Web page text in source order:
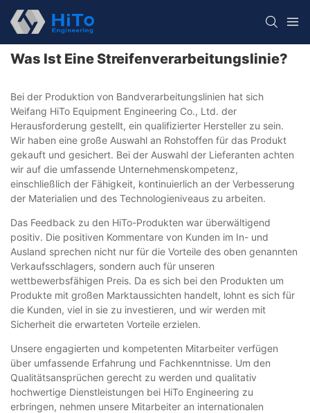
Was Ist Eine Streifenverarbeitungslinie?
Bei der Produktion von Bandverarbeitungslinien hat sich
Weifang HiTo Equipment Engineering Co., Ltd. der
Herausforderung gestellt, ein qualifizierter Hersteller zu sein.
Wir haben eine große Auswahl an Rohstoffen für das Produkt
gekauft und gesichert. Bei der Auswahl der Lieferanten achten
wir auf die umfassende Unternehmenskompetenz,
einschließlich der Fähigkeit, kontinuierlich an der Verbesserung
der Materialien und des Technologieniveaus zu arbeiten.
Das Feedback zu den HiTo-Produkten war überwältigend
positiv. Die positiven Kommentare von Kunden im In- und
Ausland sprechen nicht nur für die Vorteile des oben genannten
Verkaufsschlagers, sondern auch für unseren
wettbewerbsfähigen Preis. Da es sich bei den Produkten um
Produkte mit großen Marktaussichten handelt, lohnt es sich für
die Kunden, viel in sie zu investieren, und wir werden mit
Sicherheit die erwarteten Vorteile erzielen.
Unsere engagierten und kompetenten Mitarbeiter verfügen
über umfassende Erfahrung und Fachkenntnisse. Um den
Qualitätsansprüchen gerecht zu werden und qualitativ
hochwertige Dienstleistungen bei HiTo Engineering zu
erbringen, nehmen unsere Mitarbeiter an internationalen